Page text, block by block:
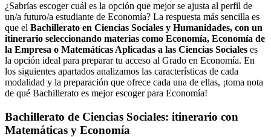
¿Sabrías escoger cuál es la opción que mejor se ajusta al perfil de
un/a futuro/a estudiante de Economía? La respuesta más sencilla es
que el Bachillerato en Ciencias Sociales y Humanidades, con un
itinerario seleccionando materias como Economía, Economía de
la Empresa o Matemáticas Aplicadas a las Ciencias Sociales es
la opción ideal para preparar tu acceso al Grado en Economía. En
los siguientes apartados analizamos las características de cada
modalidad y la preparación que ofrece cada una de ellas, ¡toma nota
de qué Bachillerato es mejor escoger para Economía!
Bachillerato de Ciencias Sociales: itinerario con
Matemáticas y Economía